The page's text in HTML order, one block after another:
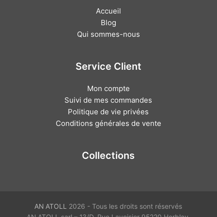
Accueil
Blog
Qui sommes-nous
Service Client
Mon compte
Suivi de mes commandes
Politique de vie privées
Conditions générales de vente
Collections
AN ATOLL
2026 - Tous les droits sont réservés